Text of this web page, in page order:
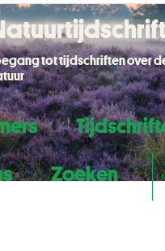
Zoeken
tot tijdschriften over